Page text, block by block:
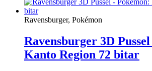
Ravensburger, Pokémon
Ravensburger 3D
Kanto Region 72 bitar